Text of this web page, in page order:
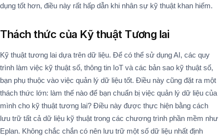
dụng tốt hơn, điều này rất hấp dẫn khi nhân sự kỹ thuật khan hiếm.
Thách thức của Kỹ thuật Tương lai
Kỹ thuật tương lai dựa trên dữ liệu. Để có thể sử dụng AI, các quy
trình làm việc kỹ thuật số, thông tin IoT và các bản sao kỹ thuật số,
bạn phụ thuộc vào việc quản lý dữ liệu tốt. Điều này cũng đặt ra một
thách thức lớn: làm thế nào để bạn chuẩn bị việc quản lý dữ liệu của
mình cho kỹ thuật tương lai? Điều này được thực hiện bằng cách
lưu trữ tất cả dữ liệu kỹ thuật trong các chương trình phần mềm như
Eplan. Không chắc chắn có nên lưu trữ một số dữ liệu nhất định